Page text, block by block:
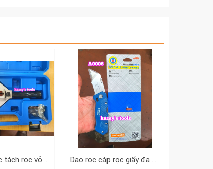
Dụng cụ bóc tách rọc vỏ dây cáp điện lướp bán dẫn và XLPE 35KV KBX-65 đường kính 35-65mm, dao rọc cáp điện Dao rọc cáp rọc giấy đa năng cán xếp gấp gọn C-MART Model A0006 kèm 6 lưỡi dao